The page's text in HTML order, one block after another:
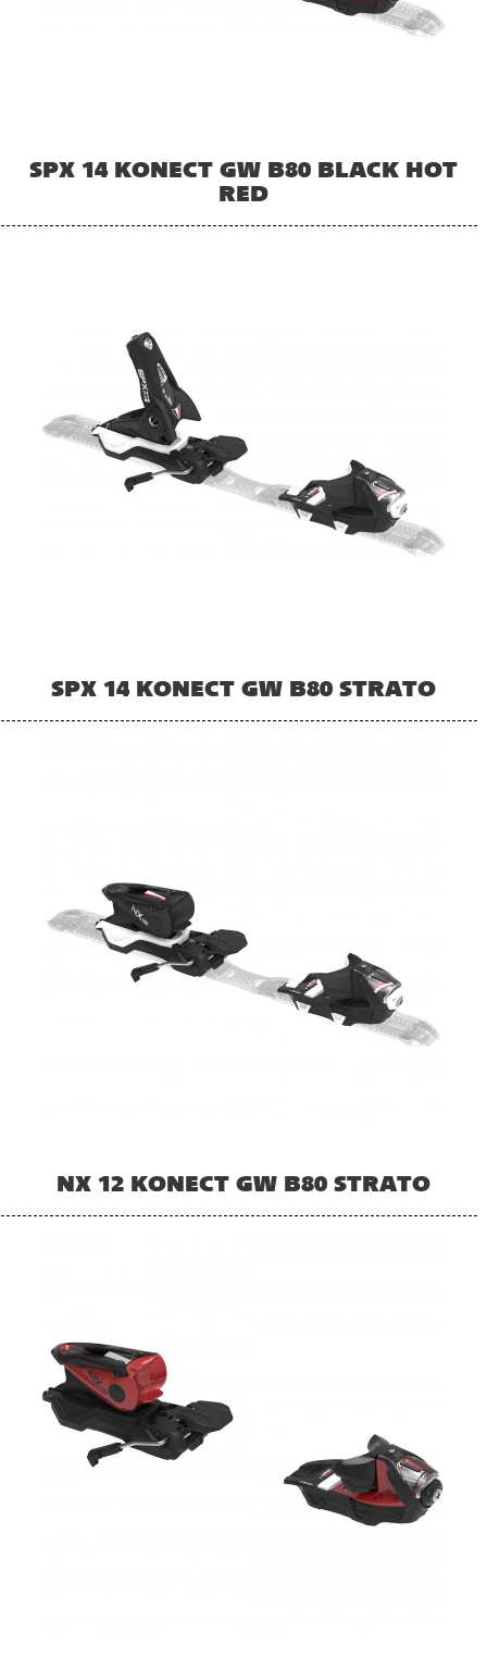
SPX 14 KONECT GW B80 BLACK HOT
RED
SPX 14 KONECT GW B80 STRATO
NX 12 KONECT GW B80 STRATO